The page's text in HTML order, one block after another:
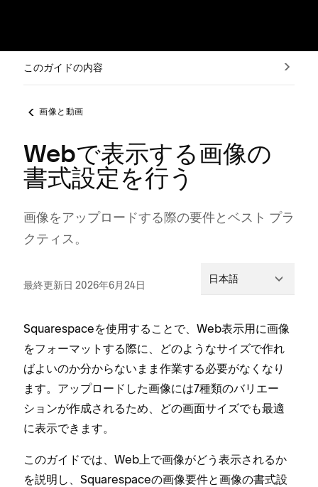
このガイドの内容
画像と動画
Webで表示する画像の
書式設定を行う
画像をア⁠ップロ⁠ードする際の要件とベスト プラ
クテ⁠ィス⁠。
最終更新日 2026年6月24日 日本語
Squarespaceを使用することで⁠、Web表示用に画像
をフ⁠ォ⁠ーマ⁠ットする際に⁠、どのようなサイズで作れ
ばよいのか分からないまま作業する必要がなくなり
ます⁠。ア⁠ップロ⁠ードした画像には7種類のバリエ⁠ー
シ⁠ョンが作成されるため⁠、どの画面サイズでも最適
に表示できます⁠。
このガイドでは⁠、Web上で画像がどう表示されるか
を説明し⁠、Squarespaceの画像要件と画像の書式設